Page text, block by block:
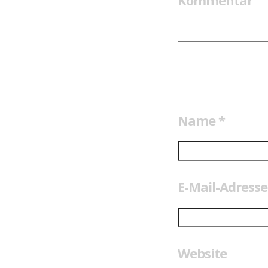
Name *
E-Mail-
Website